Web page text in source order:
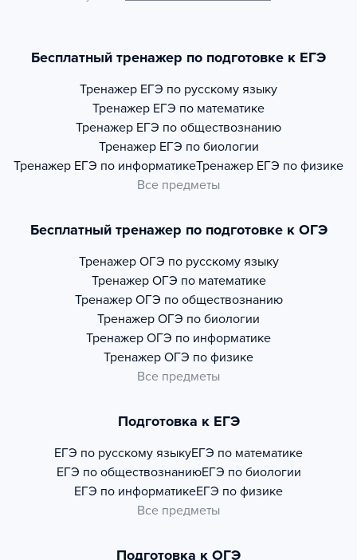
Бесплатный тренажер по подготовке к ЕГЭ
Тренажер ЕГЭ по русскому языку
Тренажер ЕГЭ по математике
Тренажер ЕГЭ по обществознанию
Тренажер ЕГЭ по биологии
Тренажер ЕГЭ по информатикеТренажер ЕГЭ по физике
Все предметы
Бесплатный тренажер по подготовке к ОГЭ
Тренажер ОГЭ по русскому языку
Тренажер ОГЭ по математике
Тренажер ОГЭ по обществознанию
Тренажер ОГЭ по биологии
Тренажер ОГЭ по информатике
Тренажер ОГЭ по физике
Все предметы
Подготовка к ЕГЭ
ЕГЭ по русскому языкуЕГЭ по математике
ЕГЭ по обществознаниюЕГЭ по биологии
ЕГЭ по информатикеЕГЭ по физике
Все предметы
Подготовка к ОГЭ